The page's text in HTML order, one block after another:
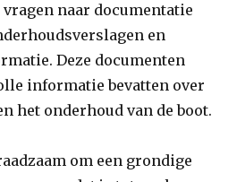
naar documentatie
en
Deze documenten
informatie bevatten over
het onderhoud van de boot.
om een grondige